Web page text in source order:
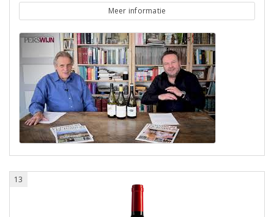
Meer informatie
13